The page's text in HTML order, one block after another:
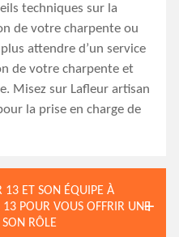
techniques sur la
de votre charpente ou
attendre d’un service
de votre charpente et
Misez sur Lafleur artisan
la prise en charge de
13 ET SON ÉQUIPE À
POUR VOUS OFFRIR UNE
SON RÔLE